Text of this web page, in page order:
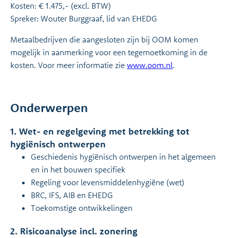
Kosten: € 1.475,- (excl. BTW)
Spreker: Wouter Burggraaf, lid van EHEDG
Metaalbedrijven die aangesloten zijn bij OOM komen
mogelijk in aanmerking voor een tegemoetkoming in de
kosten. Voor meer informatie zie www.oom.nl.
Onderwerpen
1. Wet- en regelgeving met betrekking tot
hygiënisch ontwerpen
Geschiedenis hygiënisch ontwerpen in het algemeen
en in het bouwen specifiek
Regeling voor levensmiddelenhygiëne (wet)
BRC, IFS, AIB en EHEDG
Toekomstige ontwikkelingen
2. Risicoanalyse incl. zonering